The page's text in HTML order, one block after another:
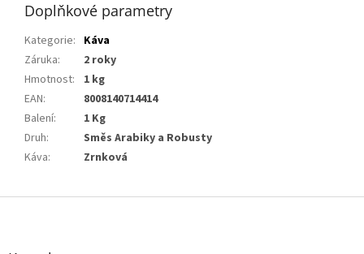
Doplňkové parametry
Kategorie: Káva
Záruka:
2 roky
Hmotnost:
1 kg
EAN:
8008140714414
Balení:
1 Kg
Druh:
Směs Arabiky a Robusty
Káva: Zrnková
Z